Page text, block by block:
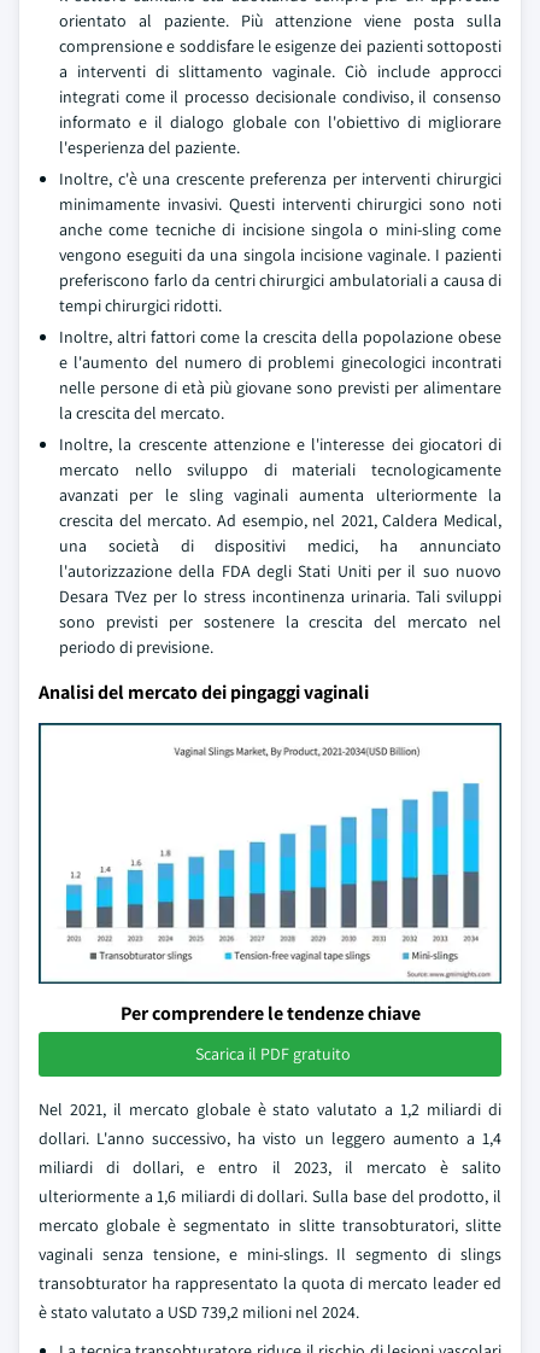
orientato al paziente. Più attenzione viene posta sulla
comprensione e soddisfare le esigenze dei pazienti sottoposti
a interventi di slittamento vaginale. Ciò include approcci
integrati come il processo decisionale condiviso, il consenso
informato e il dialogo globale con l'obiettivo di migliorare
l'esperienza del paziente.
Inoltre, c'è una crescente preferenza per interventi chirurgici
minimamente invasivi. Questi interventi chirurgici sono noti
anche come tecniche di incisione singola o mini-sling come
vengono eseguiti da una singola incisione vaginale. I pazienti
preferiscono farlo da centri chirurgici ambulatoriali a causa di
tempi chirurgici ridotti.
Inoltre, altri fattori come la crescita della popolazione obese
e l'aumento del numero di problemi ginecologici incontrati
nelle persone di età più giovane sono previsti per alimentare
la crescita del mercato.
Inoltre, la crescente attenzione e l'interesse dei giocatori di
mercato nello sviluppo di materiali tecnologicamente
avanzati per le sling vaginali aumenta ulteriormente la
crescita del mercato. Ad esempio, nel 2021, Caldera Medical,
una società di dispositivi medici, ha annunciato
l'autorizzazione della FDA degli Stati Uniti per il suo nuovo
Desara TVez per lo stress incontinenza urinaria. Tali sviluppi
sono previsti per sostenere la crescita del mercato nel
periodo di previsione.
Analisi del mercato dei pingaggi vaginali
Per comprendere le tendenze chiave
Scarica il PDF gratuito
Nel 2021, il mercato globale è stato valutato a 1,2 miliardi di
dollari. L'anno successivo, ha visto un leggero aumento a 1,4
miliardi di dollari, e entro il 2023, il mercato è salito
ulteriormente a 1,6 miliardi di dollari. Sulla base del prodotto, il
mercato globale è segmentato in slitte transobturatori, slitte
vaginali senza tensione, e mini-slings. Il segmento di slings
transobturator ha rappresentato la quota di mercato leader ed
è stato valutato a USD 739,2 milioni nel 2024.